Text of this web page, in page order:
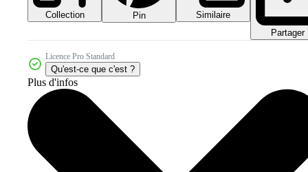
Collection Pin
Similaire
Partager
Licence Pro Standard
Qu'est-ce que c'est ?
Plus d'infos